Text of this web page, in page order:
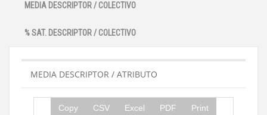
MEDIA DESCRIPTOR / COLECTIVO
% SAT. DESCRIPTOR / COLECTIVO
MEDIA DESCRIPTOR / ATRIBUTO
Copy CSV Excel PDF Print